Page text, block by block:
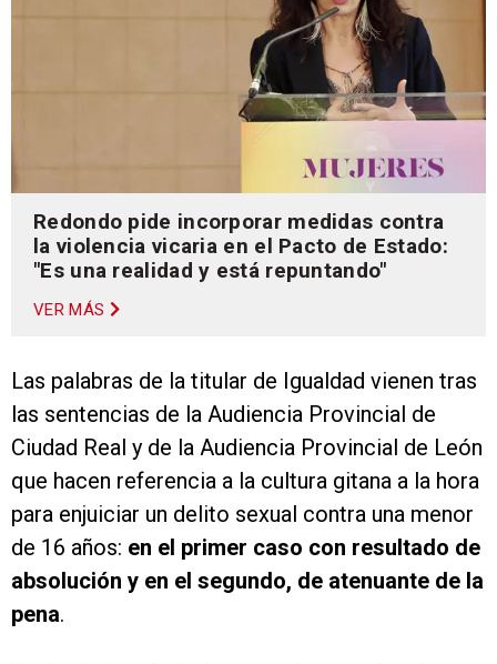
Redondo pide incorporar medidas contra
la violencia vicaria en el Pacto de Estado:
"Es una realidad y está repuntando"
VER MÁS
Las palabras de la titular de Igualdad vienen tras
las sentencias de la Audiencia Provincial de
Ciudad Real y de la Audiencia Provincial de León
que hacen referencia a la cultura gitana a la hora
para enjuiciar un delito sexual contra una menor
de 16 años: en el primer caso con resultado de
absolución y en el segundo, de atenuante de la
pena.